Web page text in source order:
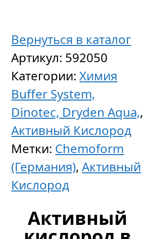
Вернуться в каталог
Артикул: 592050
Категории:Химия
Buffer System,
Dinotec, Dryden Aqua,,
Активный Кислород
Метки: Chemoform
(Германия),Активный
Кислород
Активный